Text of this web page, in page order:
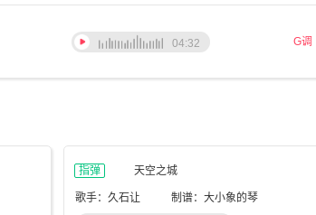
G调
04:32
指弹 天空之城
歌手：久石让 制谱：大小象的琴